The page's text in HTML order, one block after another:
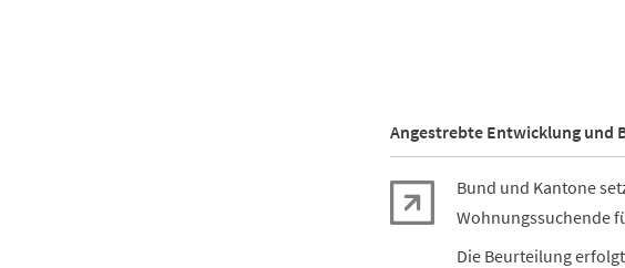
Angestrebte Entwicklung und
Bund und Kantone
Wohnungssuchende
Die Beurteilung